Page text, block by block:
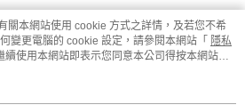
關本網站使用 cookie 方式之詳情，及若您不希
變更電腦的 cookie 設定，請參閱本網站「 隱私
續使用本網站即表示您同意本公司得按本網站使
。